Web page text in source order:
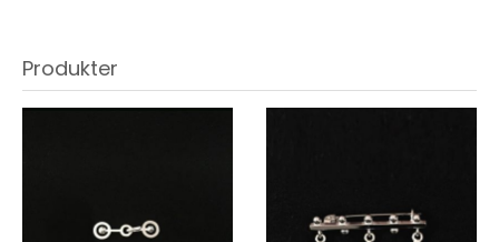
Produkter